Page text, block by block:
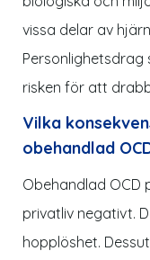
vissa delar av
Personlighetsdrag
risken för att
Vilka
obehandlad
Obehandlad OCD
privatliv negativt.
hopplöshet.